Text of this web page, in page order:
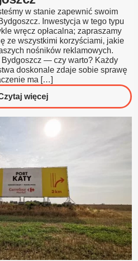
w stanie zapewnić swoim
Inwestycja w tego typu
wręcz opłacalna; zapraszamy
ze wszystkimi korzyściami, jakie
nośników reklamowych.
Bydgoszcz — czy warto? Każdy
doskonale zdaje sobie sprawę
ma […]
więcejo
Billboard
Bydgoszcz